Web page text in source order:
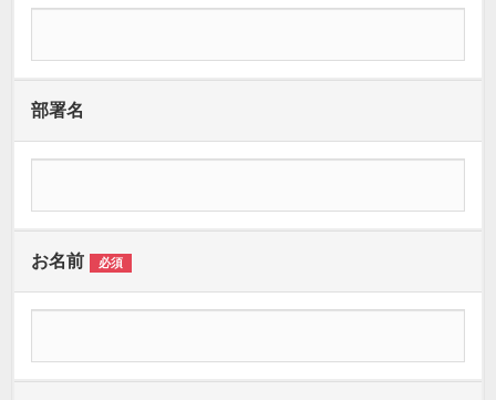
部署名
お名前 必須